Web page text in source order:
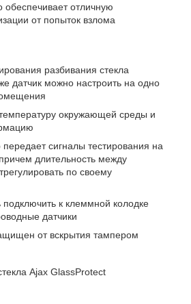
обеспечивает отличную
от попыток взлома
разбивания стекла
датчик можно настроить на одно
окружающей среды и
передает сигналы тестирования на
длительность между
по своему
подключить к клеммной колодке
датчики
от вскрытия тампером
Ajax GlassProtect